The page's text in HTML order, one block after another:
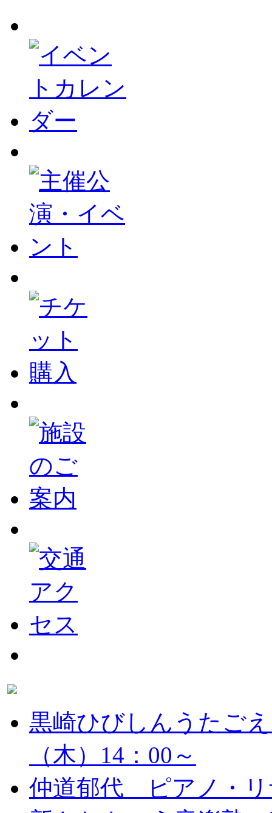
黒崎ひびしんうたご
（木）14：00～
仲道郁代 ピアノ・リ